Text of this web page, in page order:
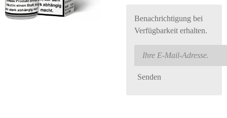
Benachrichtigung bei
Verfügbarkeit erhalten.
Senden